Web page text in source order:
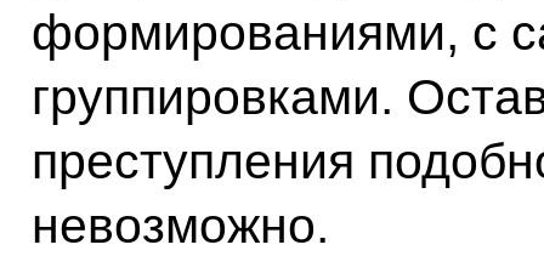
формированиями, с
группировками.
преступления
невозможно.